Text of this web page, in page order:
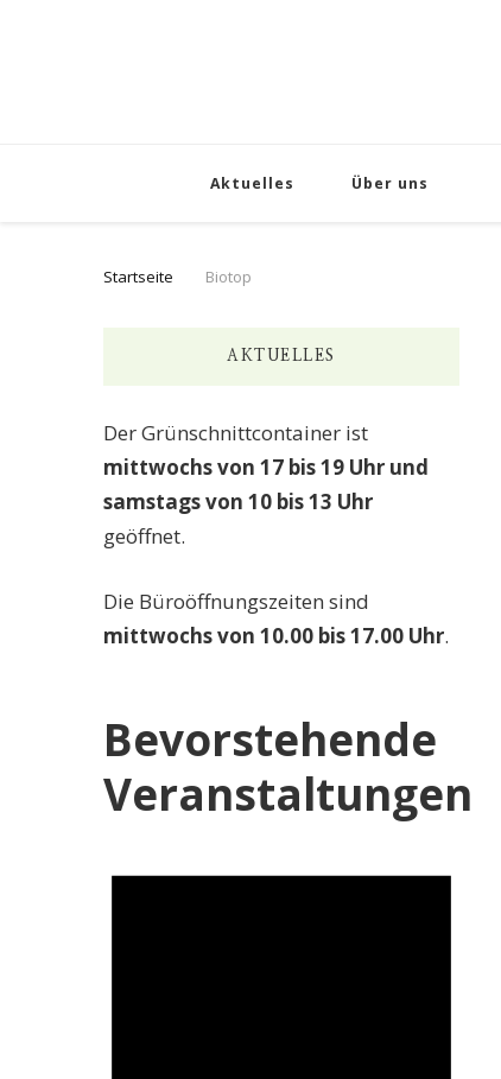
Aktuelles Über uns
Startseite Biotop
AKTUELLES
Der Grünschnittcontainer ist
mittwochs von 17 bis 19 Uhr und
samstags von 10 bis 13 Uhr
geöffnet.
Die Büroöffnungszeiten sind
mittwochs von 10.00 bis 17.00 Uhr.
Bevorstehende
Veranstaltungen